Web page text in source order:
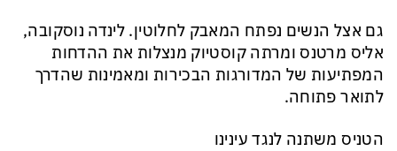
גם אצל הנשים נפתח המאבק לחלוטין. לינדה נוסקובה,
אליס מרטנס ומרתה קוסטיוק מנצלות את ההדחות
המפתיעות של המדורגות הבכירות ומאמינות שהדרך
לתואר פתוחה.
הטניס משתנה לנגד עינינו